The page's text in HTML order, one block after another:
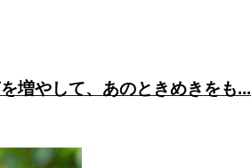
増やして、あのときめきをも...